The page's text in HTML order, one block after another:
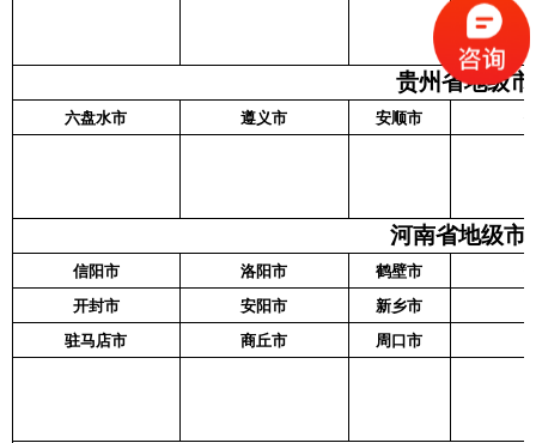
贵州省地级
六盘水市 遵义市 安顺市
河南省地级市
信阳市 洛阳市 鹤壁市
开封市
安阳市 新乡市
驻马店市
商丘市 周口市